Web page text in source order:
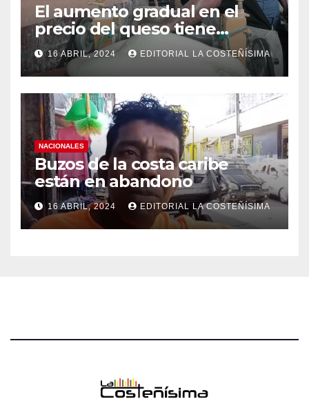
El aumento gradual en el
precio del queso tiene
efectos a las Panaderias
16 ABRIL, 2024 EDITORIAL LA COSTEÑÍSIMA
NACIONALES
Buzos de la costa caribe
están en abandono
16 ABRIL, 2024 EDITORIAL LA COSTEÑÍSIMA